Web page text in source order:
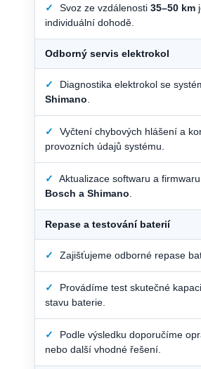
✓ Svoz ze vzdálenosti 35–50 km
individuální dohodě.
Odborný servis elektrokol
✓ Diagnostika elektrokol se
Shimano
✓
Vyčtení chybových hlášení a
provozních údajů systému.
✓
Aktualizace softwaru a
Bosch a Shimano
Repase a testování baterií
✓ Zajišťujeme odborné repase
✓
Provádíme test skutečné
stavu baterie.
✓
Podle výsledku doporučíme
nebo další vhodné řešení.